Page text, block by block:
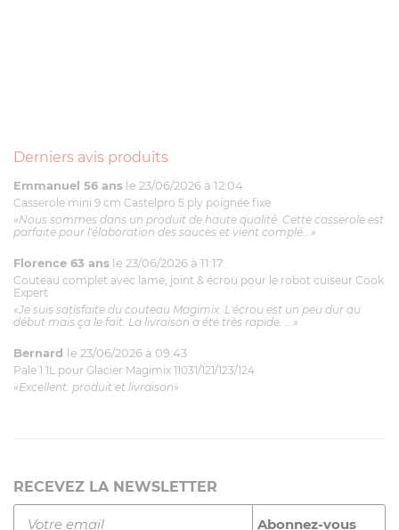
Derniers avis produits
Emmanuel 56 ans le 23/06/2026 à 12:04
Casserole mini 9 cm Castelpro 5 ply poignée fixe
«Nous sommes dans un produit de haute qualité. Cette casserole est
parfaite pour l'élaboration des sauces et vient complé...»
Florence 63 ans le 23/06/2026 à 11:17
Couteau complet avec lame, joint & écrou pour le robot cuiseur Cook
Expert
«Je suis satisfaite du couteau Magimix. L'écrou est un peu dur au
début mais ça le fait. La livraison a été très rapide. ...»
Bernard le 23/06/2026 à 09:43
Pale 1.1L pour Glacier Magimix 11031/121/123/124
«Excellent: produit et livraison»
RECEVEZ LA NEWSLETTER